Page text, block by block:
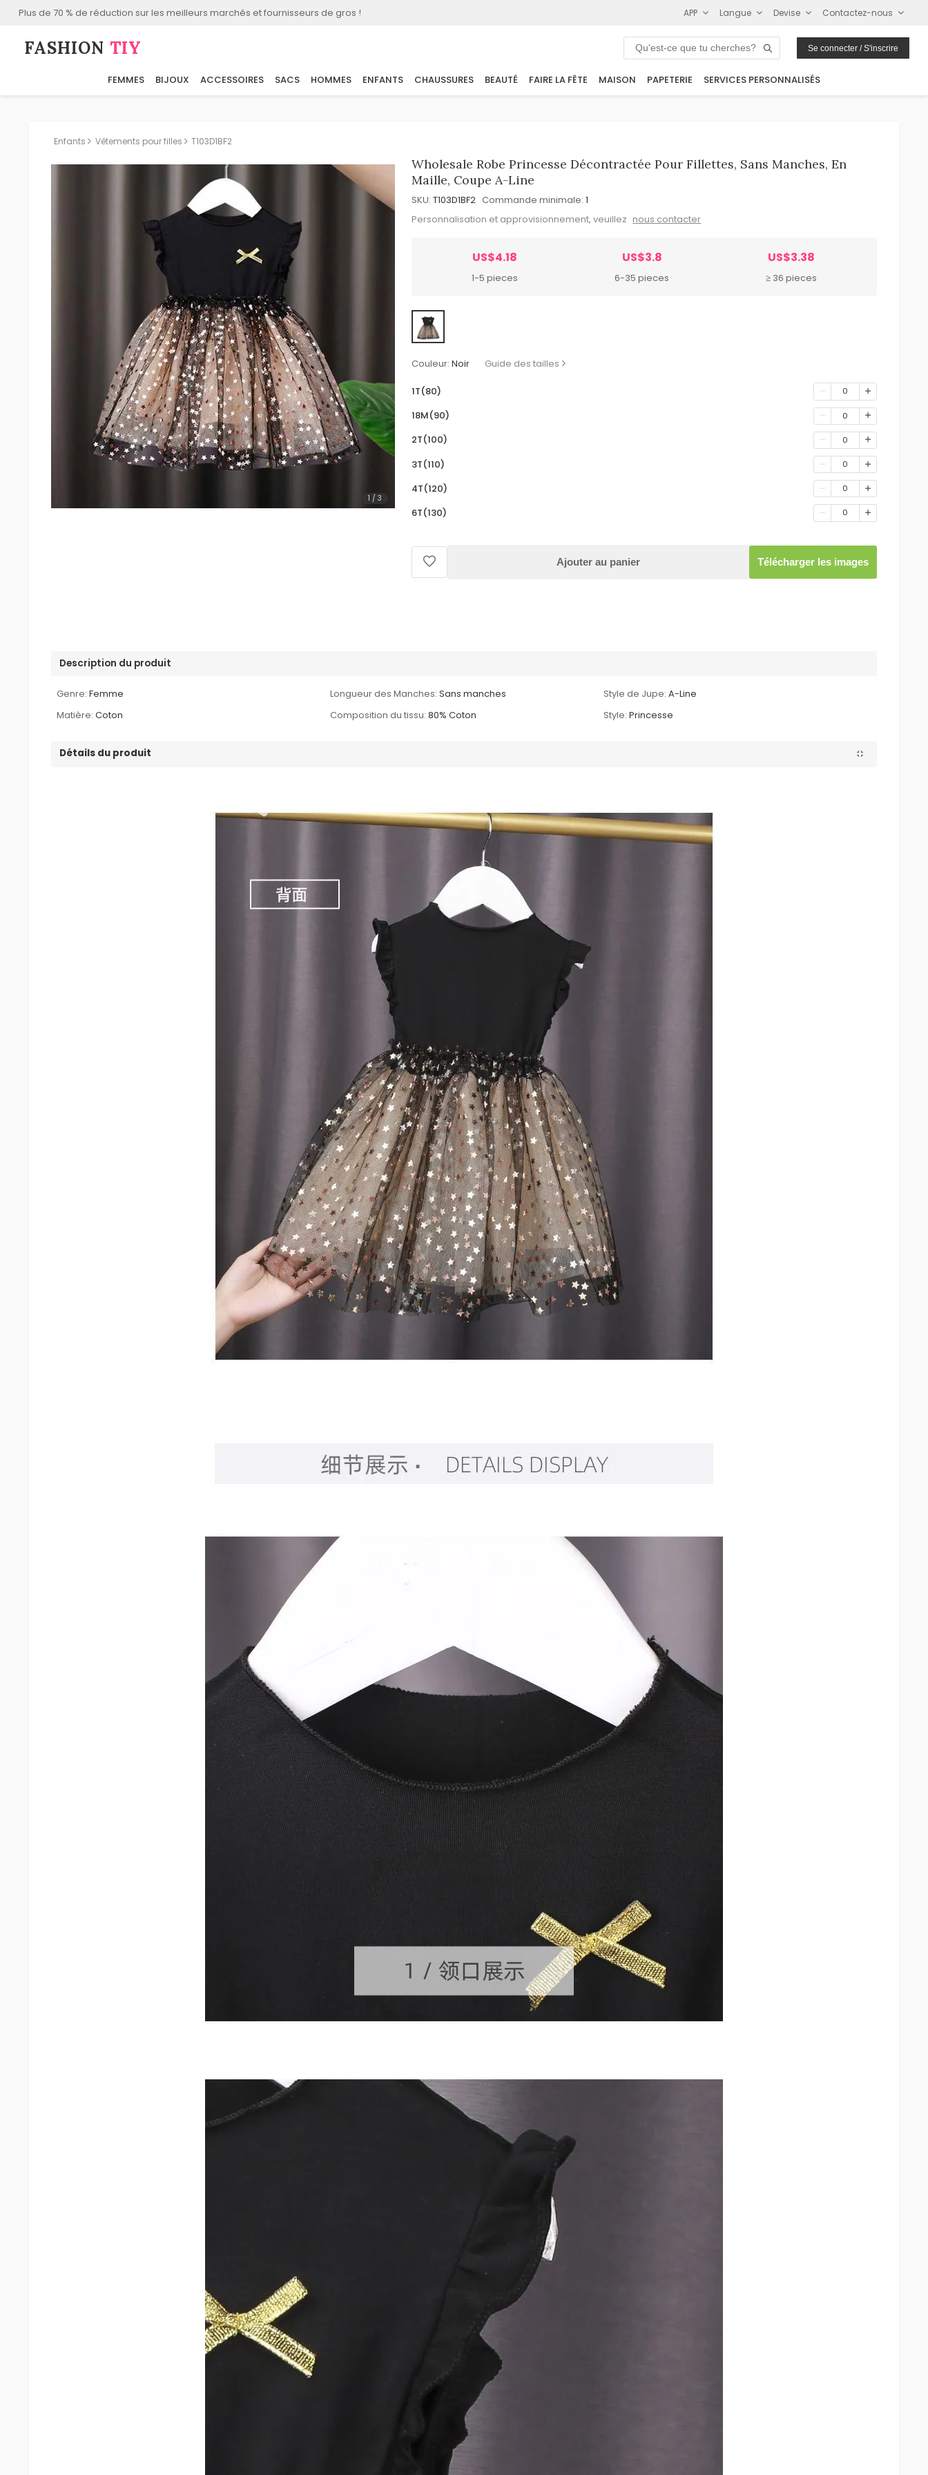
Plus de 70 % de réduction sur les meilleurs marchés et fournisseurs de gros ! APP Langue Devise Contactez-nous
FASHION⁠ TIY Se connecter / S'inscrire
FEMMES BIJOUX ACCESSOIRES SACS HOMMES ENFANTS CHAUSSURES BEAUTÉ FAIRE LA FÊTE MAISON PAPETERIE SERVICES PERSONNALISÉS
Enfants Vêtements pour filles T103D1BF2
1 / 3
Wholesale Robe Princesse Décontractée Pour Fillettes, Sans Manches, En
Maille, Coupe A-Line
SKU: T103D1BF2 Commande minimale: 1
Personnalisation et approvisionnement, veuillez nous contacter
US$4.18
1-5 pieces
US$3.8
6-35 pieces
US$3.38
≥ 36 pieces
Couleur: Noir Guide des tailles
1T(80) 0
18M(90) 0
2T(100) 0
3T(110) 0
4T(120) 0
6T(130) 0
Ajouter au panier Télécharger les images
Description du produit
Genre: Femme Longueur des Manches: Sans manches Style de Jupe: A-Line
Matière: Coton Composition du tissu: 80% Coton Style: Princesse
Détails du produit